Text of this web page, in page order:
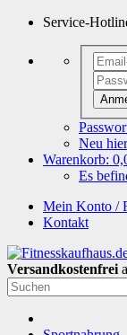
Service-
Neu
Warenkorb:
Es
Mein Konto /
Kontakt
Versandkostenfrei